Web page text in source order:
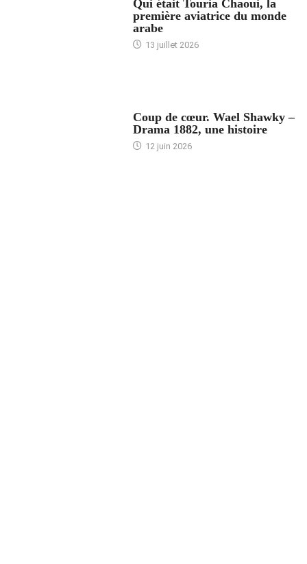
Qui était Touria Chaoui, la
première aviatrice du monde
arabe
13 juillet 2026
Coup de cœur. Wael Shawky –
Drama 1882, une histoire
12 juin 2026